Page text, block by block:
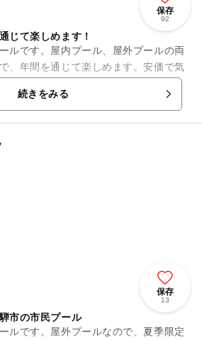
保存
92
じて楽しめます！
ルです。屋内プール、屋外プールの両
、年間を通じて楽しめます。安価で気
プールですが、屋外プールは、子供用
ルは...
続きをみる
保存
13
市の市民プール
ルです。屋外プールなので、夏季限定